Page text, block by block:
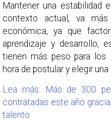
Mantener una estabilidad
contexto actual, va
económica, ya que
aprendizaje y desarrollo,
tienen más peso para los
hora de postular y elegir
Lea más: Más de 300
contratadas este año
talento